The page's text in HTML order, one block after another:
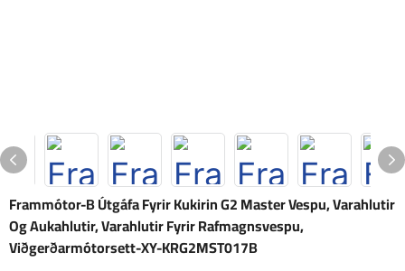
Frammótor-B Útgáfa Fyrir Kukirin G2 Master Vespu, Varahlutir
Og Aukahlutir, Varahlutir Fyrir Rafmagnsvespu,
Viðgerðarmótorsett-XY-KRG2MST017B